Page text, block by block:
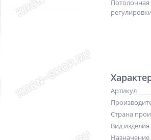
Артикул
Страна
Вид изделия
Назначение